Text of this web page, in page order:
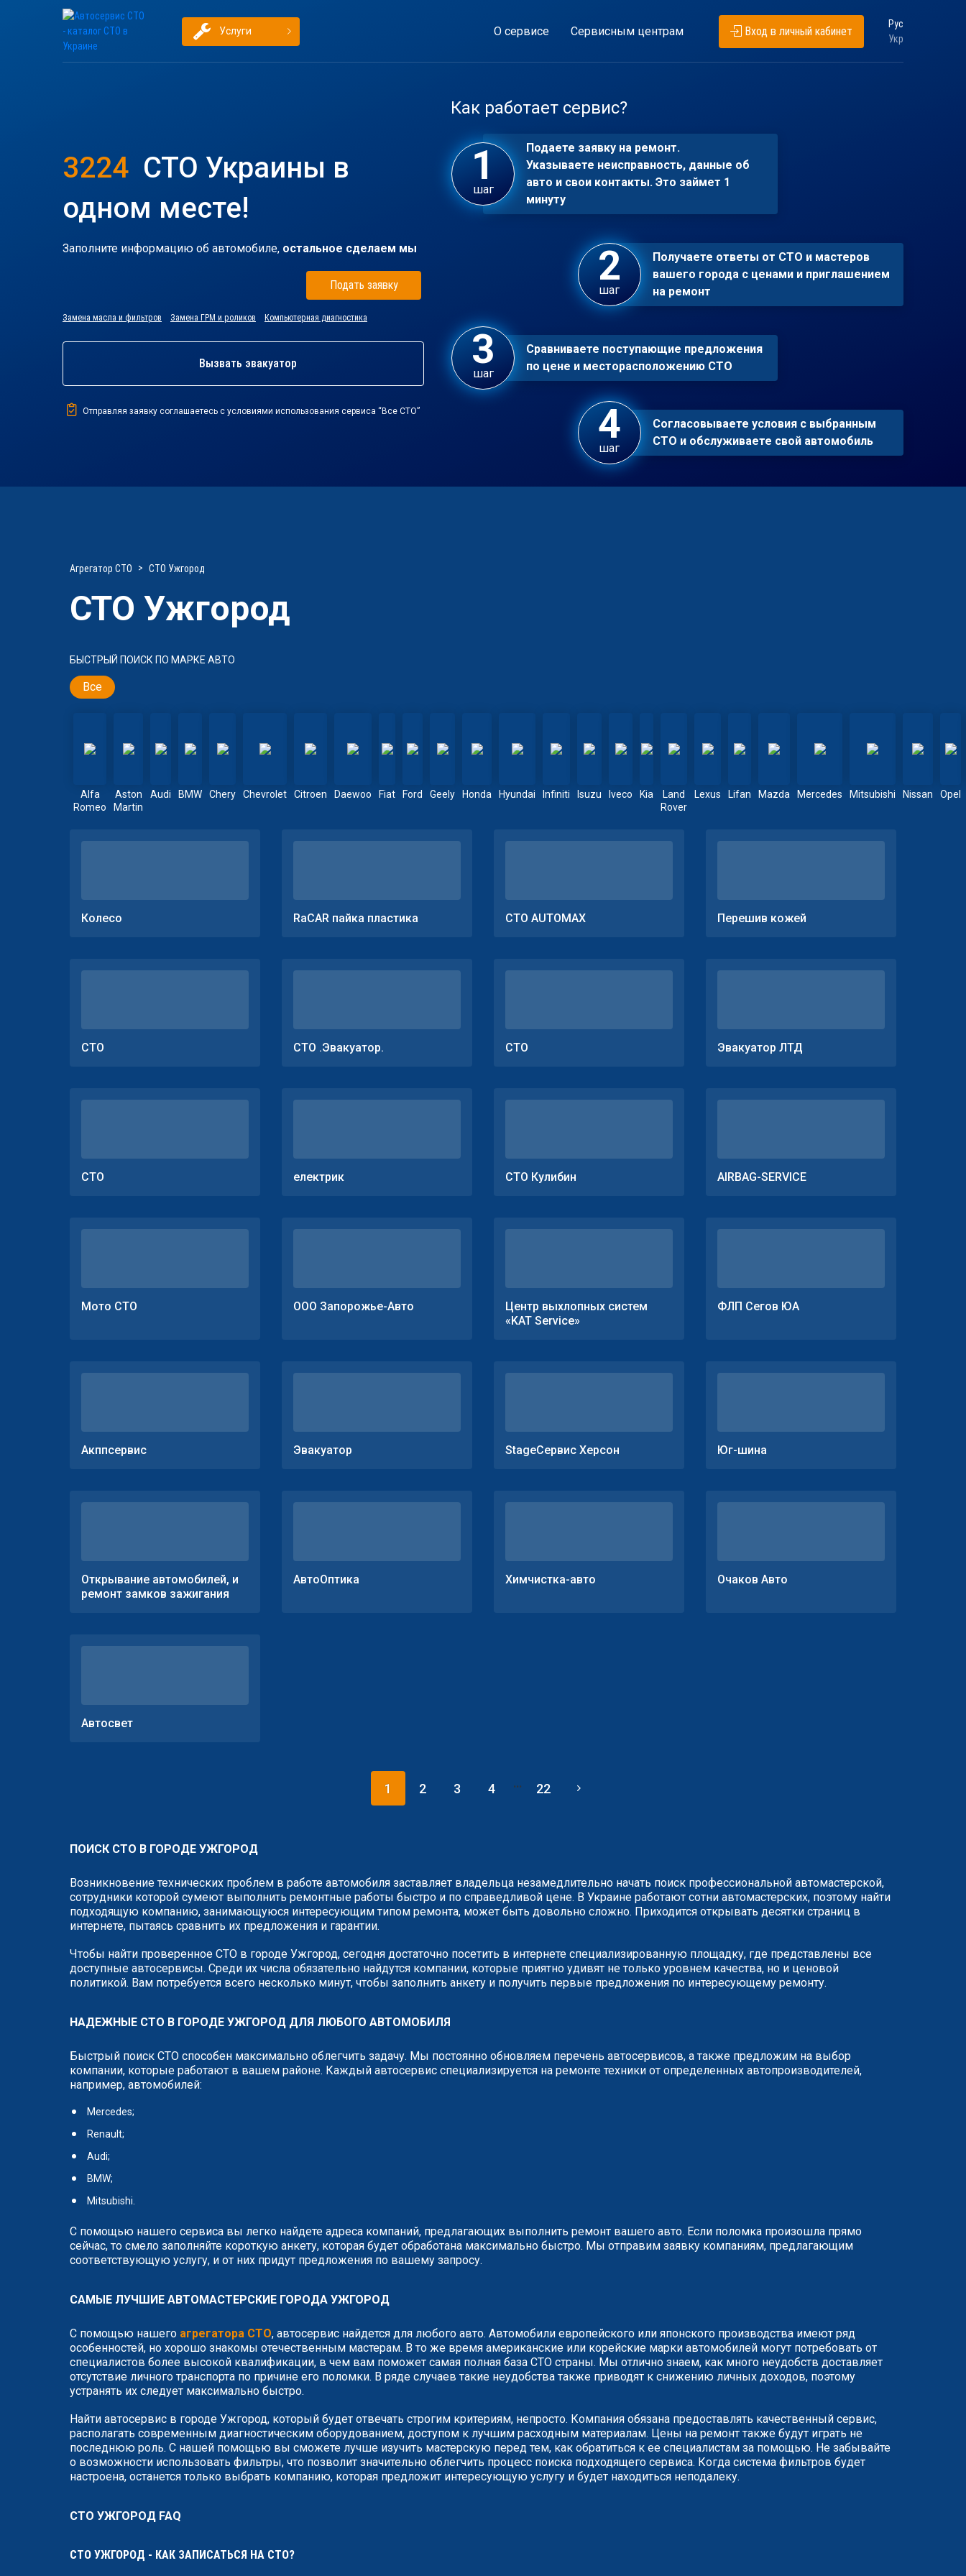
Услуги О сервисе Сервисным центрам Вход в личный кабинет
Рус
Укр
3224 СТО Украины в
одном месте!
Заполните информацию об автомобиле, остальное сделаем мы
Подать заявку
Замена масла и фильтров Замена ГРМ и роликов Компьютерная диагностика
Вызвать эвакуатор
Отправляя заявку соглашаетесь с условиями использования сервиса “Все СТО”
Как работает сервис?
шаг
Подаете заявку на ремонт.
Указываете неисправность, данные об
авто и свои контакты. Это займет 1
минуту
шаг
Получаете ответы от СТО и мастеров
вашего города с ценами и приглашением
на ремонт
шаг
Сравниваете поступающие предложения
по цене и месторасположению СТО
шаг
Согласовываете условия с выбранным
СТО и обслуживаете свой автомобиль
Агрегатор СТО СТО Ужгород
СТО Ужгород
БЫСТРЫЙ ПОИСК ПО МАРКЕ АВТО
Все
Alfa
Romeo
Aston
Martin
Audi BMW Chery Chevrolet Citroen Daewoo Fiat Ford Geely Honda Hyundai Infiniti Isuzu Iveco Kia
Land
Rover
Lexus Lifan Mazda Mercedes Mitsubishi Nissan Opel
Колесо RaCAR пайка пластика СТО AUTOMAX Перешив кожей
СТО СТО .Эвакуатор. СТО Эвакуатор ЛТД
СТО електрик СТО Кулибин AIRBAG-SERVICE
Мото СТО ООО Запорожье-Авто
Центр выхлопных систем
«KAT Service»
ФЛП Сегов ЮА
Акппсервис Эвакуатор StageСервис Херсон Юг-шина
Открывание автомобилей, и
ремонт замков зажигания
АвтоОптика Химчистка-авто Очаков Авто
Автосвет
1 2 3 4 ... 22
ПОИСК СТО В ГОРОДЕ УЖГОРОД
Возникновение технических проблем в работе автомобиля заставляет владельца незамедлительно начать поиск профессиональной автомастерской,
сотрудники которой сумеют выполнить ремонтные работы быстро и по справедливой цене. В Украине работают сотни автомастерских, поэтому найти
подходящую компанию, занимающуюся интересующим типом ремонта, может быть довольно сложно. Приходится открывать десятки страниц в
интернете, пытаясь сравнить их предложения и гарантии.
Чтобы найти проверенное СТО в городе Ужгород, сегодня достаточно посетить в интернете специализированную площадку, где представлены все
доступные автосервисы. Среди их числа обязательно найдутся компании, которые приятно удивят не только уровнем качества, но и ценовой
политикой. Вам потребуется всего несколько минут, чтобы заполнить анкету и получить первые предложения по интересующему ремонту.
НАДЕЖНЫЕ СТО В ГОРОДЕ УЖГОРОД ДЛЯ ЛЮБОГО АВТОМОБИЛЯ
Быстрый поиск СТО способен максимально облегчить задачу. Мы постоянно обновляем перечень автосервисов, а также предложим на выбор
компании, которые работают в вашем районе. Каждый автосервис специализируется на ремонте техники от определенных автопроизводителей,
например, автомобилей:
Mercedes;
Renault;
Audi;
BMW;
Mitsubishi.
С помощью нашего сервиса вы легко найдете адреса компаний, предлагающих выполнить ремонт вашего авто. Если поломка произошла прямо
сейчас, то смело заполняйте короткую анкету, которая будет обработана максимально быстро. Мы отправим заявку компаниям, предлагающим
соответствующую услугу, и от них придут предложения по вашему запросу.
САМЫЕ ЛУЧШИЕ АВТОМАСТЕРСКИЕ ГОРОДА УЖГОРОД
С помощью нашего агрегатора СТО, автосервис найдется для любого авто. Автомобили европейского или японского производства имеют ряд
особенностей, но хорошо знакомы отечественным мастерам. В то же время американские или корейские марки автомобилей могут потребовать от
специалистов более высокой квалификации, в чем вам поможет самая полная база СТО страны. Мы отлично знаем, как много неудобств доставляет
отсутствие личного транспорта по причине его поломки. В ряде случаев такие неудобства также приводят к снижению личных доходов, поэтому
устранять их следует максимально быстро.
Найти автосервис в городе Ужгород, который будет отвечать строгим критериям, непросто. Компания обязана предоставлять качественный сервис,
располагать современным диагностическим оборудованием, доступом к лучшим расходным материалам. Цены на ремонт также будут играть не
последнюю роль. С нашей помощью вы сможете лучше изучить мастерскую перед тем, как обратиться к ее специалистам за помощью. Не забывайте
о возможности использовать фильтры, что позволит значительно облегчить процесс поиска подходящего сервиса. Когда система фильтров будет
настроена, останется только выбрать компанию, которая предложит интересующую услугу и будет находиться неподалеку.
СТО УЖГОРОД FAQ
СТО УЖГОРОД - КАК ЗАПИСАТЬСЯ НА СТО?